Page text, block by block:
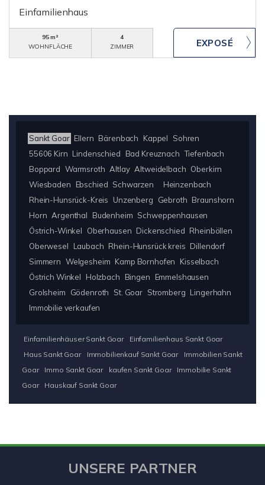
Einfamilienhaus
95 m²
WOHNFLÄCHE
4
ZIMMER
Sankt Goar Ellern Bärenbach Kappel
Sohren
55606 Kirn Lindenschied Bad Kreuznach Tiefenbach
Boppard Warmsroth Altlay Altweidelbach Oberkirn
Wiesbaden
Ebschied Schwarzen
Heinzenbach
Rhein-Hunsrück-Kreis
Unzenberg Gebroth Braunshorn
Horn Argenthal Budenheim Schweppenhausen
Östrich-Winkel
Oberhausen Dickenschied Rheinböllen
Oberwesel
Laubach Rhein-Hunsrück kreis Dillendorf
Simmern Welgesheim Kamp Bornhofen
Kisselbach
Östrich Winkel
Holzbach Bingen
Emmelshausen
Grolsheim
Gödenroth St. Goar Stromberg Lingerhahn
Immobilie verkaufen
Einfamilienhäuser Sankt Goar
Einfamilienhaus Sankt Goar
Haus Sankt Goar
Immobilienkauf Sankt Goar
Immobilien Sankt
Goar
Immo Sankt Goar kaufen Sankt Goar
Immobilie Sankt
Goar
Hauskauf Sankt Goar
UNSERE PARTNER